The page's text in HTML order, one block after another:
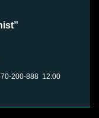
200-888 12:00